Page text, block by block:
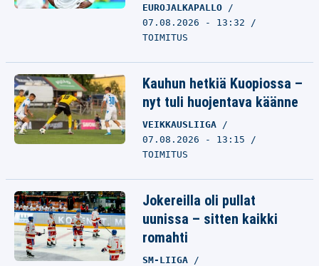
EUROJALKAPALLO
07.08.2026 - 13:32
TOIMITUS
Kauhun hetkiä Kuopiossa –
nyt tuli huojentava käänne
VEIKKAUSLIIGA
07.08.2026 - 13:15
TOIMITUS
Jokereilla oli pullat
uunissa – sitten kaikki
romahti
SM-LIIGA